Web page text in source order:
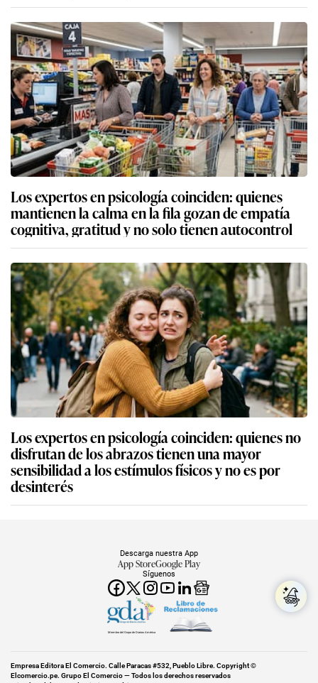
Los expertos en psicología coinciden: quienes
mantienen la calma en la fila gozan de empatía
cognitiva, gratitud y no solo tienen autocontrol
Los expertos en psicología coinciden: quienes no
disfrutan de los abrazos tienen una mayor
sensibilidad a los estímulos físicos y no es por
desinterés
Síguenos
Descarga nuestra App
App StoreGoogle Play
Miembro del Grupo de Diarios América
Empresa Editora El Comercio. Calle Paracas #532, Pueblo Libre. Copyright ©
Elcomercio.pe. Grupo El Comercio — Todos los derechos reservados